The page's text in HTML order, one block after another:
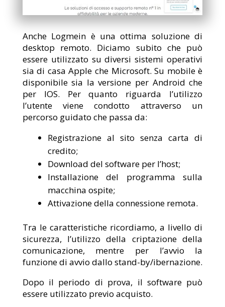
Anche Logmein è una ottima soluzione di
desktop remoto. Diciamo subito che può
essere utilizzato su diversi sistemi operativi
sia di casa Apple che Microsoft. Su mobile è
disponibile sia la versione per Android che
per IOS. Per quanto riguarda l’utilizzo
l’utente viene condotto attraverso un
percorso guidato che passa da:
Registrazione al sito senza carta di
credito;
Download del software per l’host;
Installazione del programma sulla
macchina ospite;
Attivazione della connessione remota.
Tra le caratteristiche ricordiamo, a livello di
sicurezza, l’utilizzo della criptazione della
comunicazione, mentre per l’avvio la
funzione di avvio dallo stand-by/ibernazione.
Dopo il periodo di prova, il software può
essere utilizzato previo acquisto.